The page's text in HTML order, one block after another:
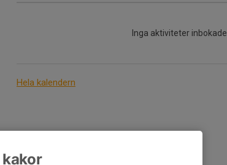
Inga aktiviteter inbokade
Hela kalendern
kakor